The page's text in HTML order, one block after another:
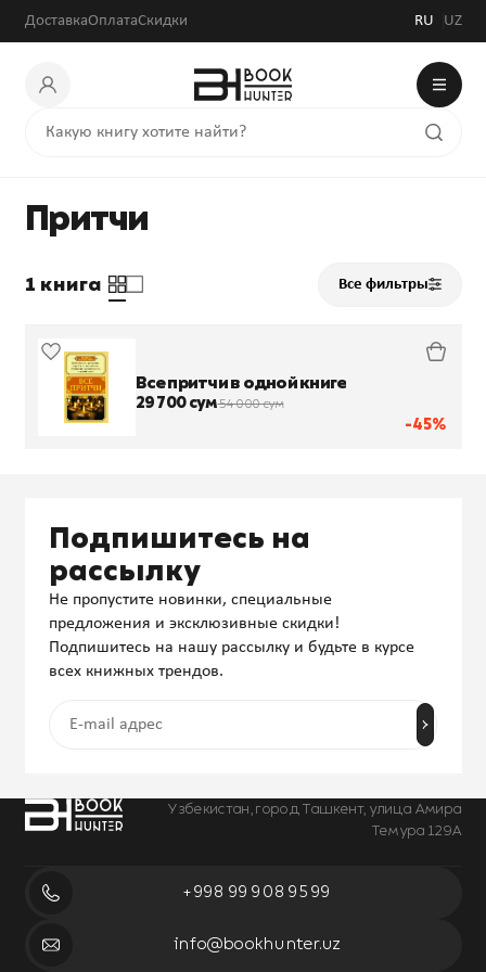
ДоставкаОплатаСкидки RU UZ
Притчи
1 книга Все фильтры
-45%
Все притчи в одной книге
29 700 сум54 000 сум
Узбекистан, город Ташкент, улица Амира
Темура 129А
+998 99 908 95 99
info@bookhunter.uz
Подпишитесь на
рассылку
Не пропустите новинки, специальные
предложения и эксклюзивные скидки!
Подпишитесь на нашу рассылку и будьте в курсе
всех книжных трендов.